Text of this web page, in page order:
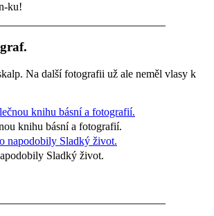
ku!
Na další fotografii už ale neměl vlasy k
knihu básní a fotografií.
Sladký život.